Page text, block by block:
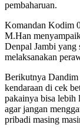
pembaharuan.
Komandan Kodim
M.Han
Denpal Jambi
melaksanakan
Berikutnya Dandim
kendaraan di cek
pakainya bisa lebih
agar jangan
pribadi masing